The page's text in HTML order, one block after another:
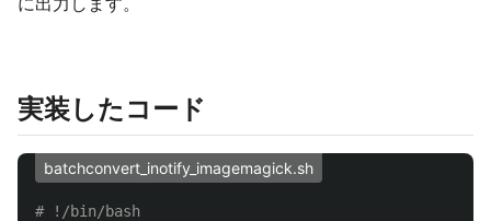
実装したコード
batchconvert_inotify_imagemagick.sh
# !/bin/bash